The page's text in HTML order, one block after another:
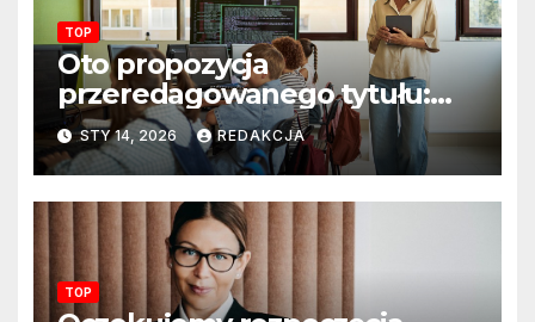
TOP
Oto propozycja
przeredagowanego tytułu:
Resort edukacji szkoli
nauczycieli z wykorzystania
sztucznej inteligencji. AI
pojawi się na zajęciach
szkolnych
STY 14, 2026 REDAKCJA
TOP